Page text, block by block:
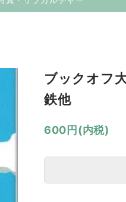
ブックオフ
鉄他
600円(内税)